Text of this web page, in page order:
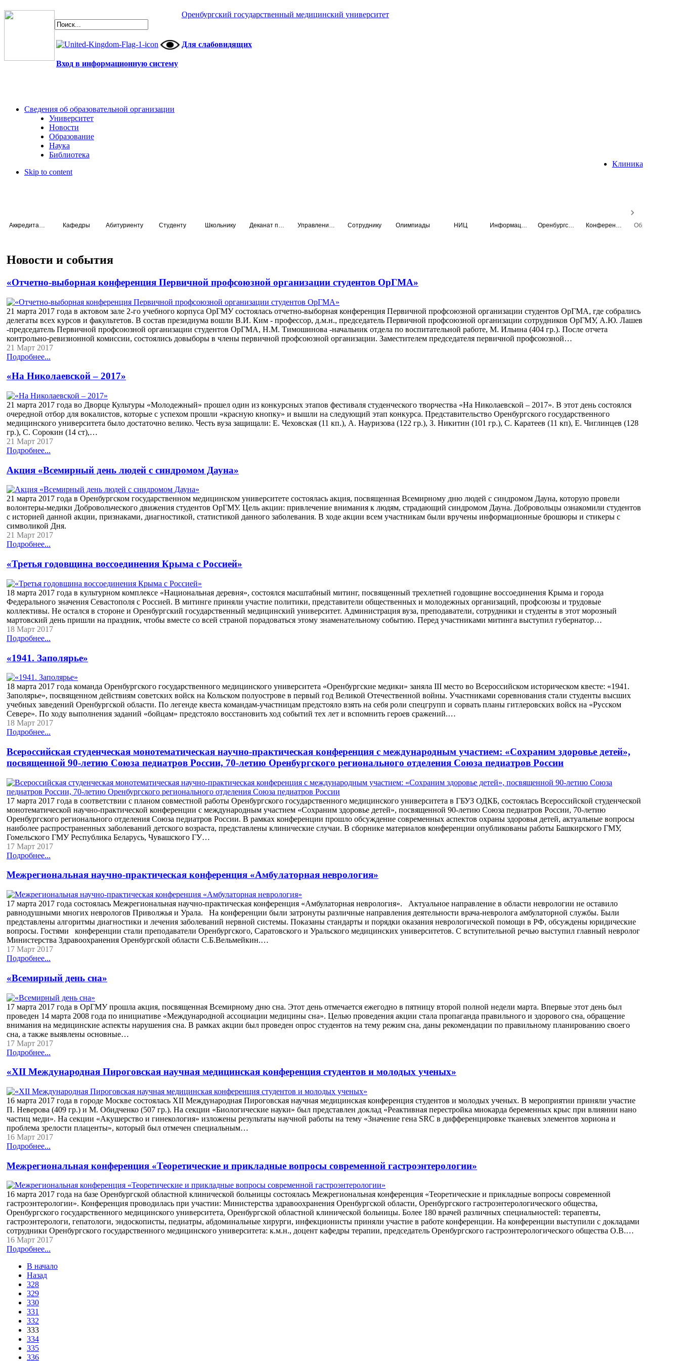
Оренбургский государственный медицинский университет
Для слабовидящих
Вход в информационную систему
Сведения об образовательной организации
Университет
Новости
Образование
Наука
Библиотека
Клиника
Skip to content
Кафедры Абитуриенту Студенту Школьнику Сотруднику Олимпиады НИЦ
Новости и события
«Отчетно-выборная конференция Первичной профсоюзной организации студентов ОрГМА»
21 марта 2017 года в актовом зале 2-го учебного корпуса ОрГМУ состоялась отчетно-выборная конференция Первичной профсоюзной организации студентов ОрГМА, где собрались
делегаты всех курсов и факультетов. В состав президиума вошли В.И. Ким - профессор, д.м.н., председатель Первичной профсоюзной организации сотрудников ОрГМУ, А.Ю. Лашев
-председатель Первичной профсоюзной организации студентов ОрГМА, Н.М. Тимошинова -начальник отдела по воспитательной работе, М. Ильина (404 гр.). После отчета
контрольно-ревизионной комиссии, состоялись довыборы в члены первичной профсоюзной организации. Заместителем председателя первичной профсоюзной…
21 Март 2017
Подробнее...
«На Николаевской – 2017»
21 марта 2017 года во Дворце Культуры «Молодежный» прошел один из конкурсных этапов фестиваля студенческого творчества «На Николаевской – 2017». В этот день состоялся
очередной отбор для вокалистов, которые с успехом прошли «красную кнопку» и вышли на следующий этап конкурса. Представительство Оренбургского государственного
медицинского университета было достаточно велико. Честь вуза защищали: Е. Чеховская (11 кп.), А. Науризова (122 гр.), З. Никитин (101 гр.), С. Каратеев (11 кп), Е. Чиглинцев (128
гр.), С. Сорокин (14 ст),…
21 Март 2017
Подробнее...
Акция «Всемирный день людей с синдромом Дауна»
21 марта 2017 года в Оренбургском государственном медицинском университете состоялась акция, посвященная Всемирному дню людей с синдромом Дауна, которую провели
волонтеры-медики Добровольческого движения студентов ОрГМУ. Цель акции: привлечение внимания к людям, страдающий синдромом Дауна. Добровольцы ознакомили студентов
с историей данной акции, признаками, диагностикой, статистикой данного заболевания. В ходе акции всем участникам были вручены информационные брошюры и стикеры с
символикой Дня.
21 Март 2017
Подробнее...
«Третья годовщина воссоединения Крыма с Россией»
18 марта 2017 года в культурном комплексе «Национальная деревня», состоялся масштабный митинг, посвященный трехлетней годовщине воссоединения Крыма и города
Федерального значения Севастополя с Россией. В митинге приняли участие политики, представители общественных и молодежных организаций, профсоюзы и трудовые
коллективы. Не остался в стороне и Оренбургский государственный медицинский университет. Администрация вуза, преподаватели, сотрудники и студенты в этот морозный
мартовский день пришли на праздник, чтобы вместе со всей страной порадоваться этому знаменательному событию. Перед участниками митинга выступил губернатор…
18 Март 2017
Подробнее...
«1941. Заполярье»
18 марта 2017 года команда Оренбургского государственного медицинского университета «Оренбургские медики» заняла III место во Всероссийском историческом квесте: «1941.
Заполярье», посвященном действиям советских войск на Кольском полуострове в первый год Великой Отечественной войны. Участниками соревнования стали студенты высших
учебных заведений Оренбургской области. По легенде квеста командам-участницам предстояло взять на себя роли спецгрупп и сорвать планы гитлеровских войск на «Русском
Севере». По ходу выполнения заданий «бойцам» предстояло восстановить ход событий тех лет и вспомнить героев сражений.…
18 Март 2017
Подробнее...
Всероссийская студенческая монотематическая научно-практическая конференция с международным участием: «Сохраним здоровье детей»,
посвященной 90-летию Союза педиатров России, 70-летию Оренбургского регионального отделения Союза педиатров России
17 марта 2017 года в соответствии с планом совместной работы Оренбургского государственного медицинского университета в ГБУЗ ОДКБ, состоялась Всероссийской студенческой
монотематической научно-практической конференции с международным участием «Сохраним здоровье детей», посвященной 90-летию Союза педиатров России, 70-летию
Оренбургского регионального отделения Союза педиатров России. В рамках конференции прошло обсуждение современных аспектов охраны здоровья детей, актуальные вопросы
наиболее распространенных заболеваний детского возраста, представлены клинические случаи. В сборнике материалов конференции опубликованы работы Башкирского ГМУ,
Гомельского ГМУ Республика Беларусь, Чувашского ГУ…
17 Март 2017
Подробнее...
Межрегиональная научно-практическая конференция «Амбулаторная неврология»
17 марта 2017 года состоялась Межрегиональная научно-практическая конференция «Амбулаторная неврология». Актуальное направление в области неврологии не оставило
равнодушными многих неврологов Приволжья и Урала. На конференции были затронуты различные направления деятельности врача-невролога амбулаторной службы. Были
представлены алгоритмы диагностики и лечения заболеваний нервной системы. Показаны стандарты и порядки оказания неврологической помощи в РФ, обсуждены юридические
вопросы. Гостями конференции стали преподаватели Оренбургского, Саратовского и Уральского медицинских университетов. С вступительной речью выступил главный невролог
Министерства Здравоохранения Оренбургской области С.Б.Вельмейкин.…
17 Март 2017
Подробнее...
«Всемирный день сна»
17 марта 2017 года в ОрГМУ прошла акция, посвященная Всемирному дню сна. Этот день отмечается ежегодно в пятницу второй полной недели марта. Впервые этот день был
проведен 14 марта 2008 года по инициативе «Международной ассоциации медицины сна». Целью проведения акции стала пропаганда правильного и здорового сна, обращение
внимания на медицинские аспекты нарушения сна. В рамках акции был проведен опрос студентов на тему режим сна, даны рекомендации по правильному планированию своего
сна, а также выявлены основные…
17 Март 2017
Подробнее...
«XII Международная Пироговская научная медицинская конференция студентов и молодых ученых»
16 марта 2017 года в городе Москве состоялась XII Международная Пироговская научная медицинская конференция студентов и молодых ученых. В мероприятии приняли участие
П. Неверова (409 гр.) и М. Обидченко (507 гр.). На секции «Биологические науки» был представлен доклад «Реактивная перестройка миокарда беременных крыс при влиянии нано
частиц меди». На секции «Акушерство и гинекология» изложены результаты научной работы на тему «Значение гена SRC в дифференцировке тканевых элементов хориона и
проблема зрелости плаценты», который был отмечен специальным…
16 Март 2017
Подробнее...
Межрегиональная конференция «Теоретические и прикладные вопросы современной гастроэнтерологии»
16 марта 2017 года на базе Оренбургской областной клинической больницы состоялась Межрегиональная конференция «Теоретические и прикладные вопросы современной
гастроэнтерологии». Конференция проводилась при участии: Министерства здравоохранения Оренбургской области, Оренбургского гастроэнтерологического общества,
Оренбургского государственного медицинского университета, Оренбургской областной клинической больницы. Более 180 врачей различных специальностей: терапевты,
гастроэнтерологи, гепатологи, эндоскописты, педиатры, абдоминальные хирурги, инфекционисты приняли участие в работе конференции. На конференции выступили с докладами
сотрудники Оренбургского государственного медицинского университета: к.м.н., доцент кафедры терапии, председатель Оренбургского гастроэнтерологического общества О.В.…
16 Март 2017
Подробнее...
В начало
Назад
328
329
330
331
332
333
334
335
336